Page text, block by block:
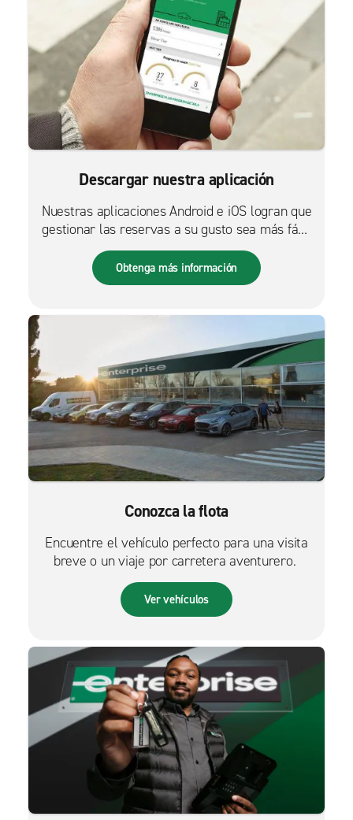
Descargar nuestra aplicación
Nuestras aplicaciones Android e iOS logran que
gestionar las reservas a su gusto sea más fácil
que nunca.
Obtenga más información
Conozca la flota
Encuentre el vehículo perfecto para una visita
breve o un viaje por carretera aventurero.
Ver vehículos